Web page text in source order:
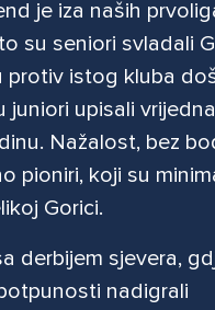
je iza naših
su seniori svladali
protiv istog kluba
juniori upisali
Nažalost, bez
pioniri, koji su
Gorici.
derbijem sjevera,
nadigrali